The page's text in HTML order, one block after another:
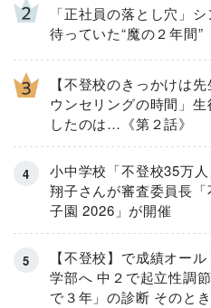
「正社員の落とし穴」
待っていた“魔の２年間”
【不登校のきっかけは
ウンセリングの時間」
したのは…《第２話》
小中学校「不登校35万
翔子さんが審査委員長
子園 2026」が開催
【不登校】で成績オー
学部へ 中２で起立性調
で３年」の診断 そのと